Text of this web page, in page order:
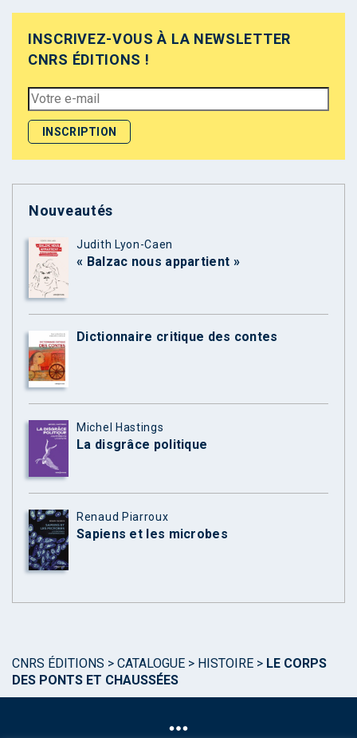
INSCRIVEZ-VOUS À LA NEWSLETTER
CNRS ÉDITIONS !
Nouveautés
Judith Lyon-Caen
« Balzac nous appartient »
Dictionnaire critique des contes
Michel Hastings
La disgrâce politique
Renaud Piarroux
Sapiens et les microbes
CNRS ÉDITIONS > CATALOGUE > HISTOIRE > LE CORPS
DES PONTS ET CHAUSSÉES